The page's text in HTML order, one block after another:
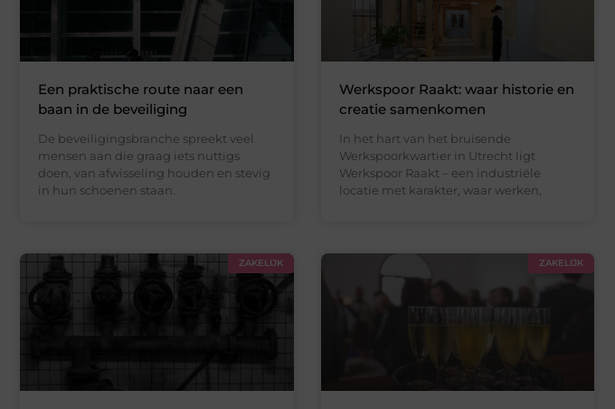
Een praktische route naar een
baan in de beveiliging
De beveiligingsbranche spreekt veel
mensen aan die graag iets nuttigs
doen, van afwisseling houden en stevig
in hun schoenen staan.
Werkspoor Raakt: waar historie en
creatie samenkomen
In het hart van het bruisende
Werkspoorkwartier in Utrecht ligt
Werkspoor Raakt – een industriële
locatie met karakter, waar werken,
ZAKELIJK ZAKELIJK